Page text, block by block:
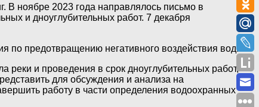
В ноябре 2023 года направлялось письмо в
и дноуглубительных работ. 7 декабря
по предотвращению негативного воздействия вод.
реки и проведения в срок дноуглубительных работ,
для обсуждения и анализа на
работу в части определения водоохранных